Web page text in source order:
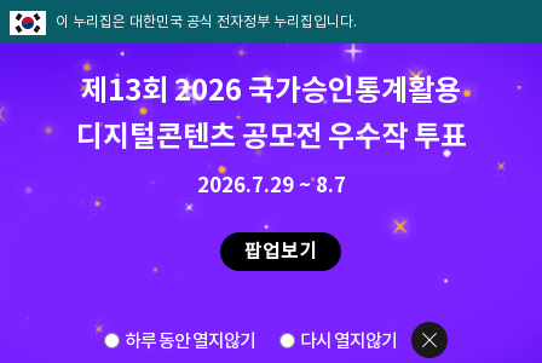
이 누리집은 대한민국 공식 전자정부 누리집입니다.
제13회 2026 국가승인통계활용
디지털콘텐츠 공모전 우수작 투표
2026.7.29 ~ 8.7
팝업보기
하루 동안 열지않기 다시 열지않기